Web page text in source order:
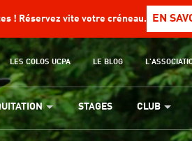
! Réservez vite votre créneau. EN
LES COLOS UCPA LE BLOG
STAGES CLUB